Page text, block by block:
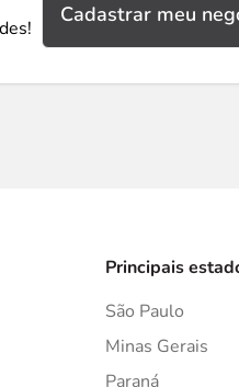
Cadastrar meu
Principais
São Paulo
Minas Gerais
Paraná